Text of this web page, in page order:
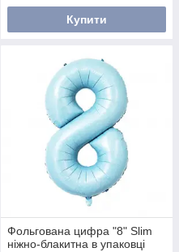
Купити
Фольгована цифра "8" Slim
ніжно-блакитна в упаковці